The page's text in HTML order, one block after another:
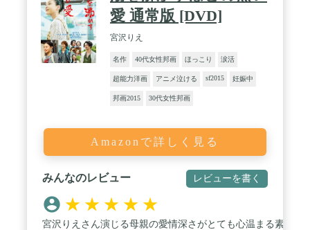
愛 通常版 [DVD]
宮沢りえ
名作 40代女性邦画 ほっこり 涙活
超能力洋画 アニメ泣ける sf2015 妊娠中
邦画2015 30代女性邦画
Amazonで詳しく見る
みんなのレビュー レビューを書く
★ ★ ★ ★ ★
宮沢りえさん演じる母親の愛情深さがとても心温まる素